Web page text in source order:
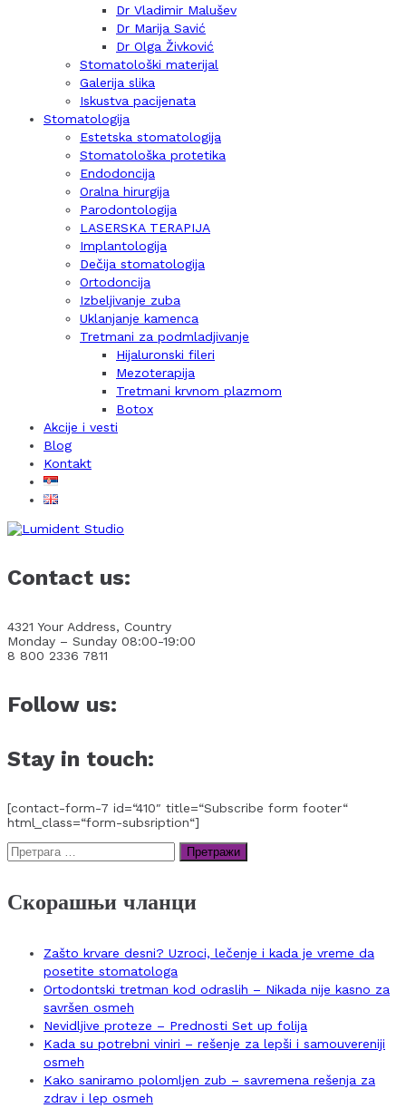
Dr Vladimir Malušev
Dr Marija Savić
Dr Olga Živković
Stomatološki materijal
Galerija slika
Iskustva pacijenata
Stomatologija
Estetska stomatologija
Stomatološka protetika
Endodoncija
Oralna hirurgija
Parodontologija
LASERSKA TERAPIJA
Implantologija
Dečija stomatologija
Ortodoncija
Izbeljivanje zuba
Uklanjanje kamenca
Tretmani za podmladjivanje
Hijaluronski fileri
Mezoterapija
Tretmani krvnom plazmom
Botox
Akcije i vesti
Blog
Kontakt
Contact us:
4321 Your Address, Country
Monday – Sunday 08:00-19:00
8 800 2336 7811
Follow us:
Stay in touch:
[contact-form-7 id=“410″ title=“Subscribe form footer“
html_class=“form-subsription“]
Претрага
за:
Скорашњи чланци
Zašto krvare desni? Uzroci, lečenje i kada je vreme da
posetite stomatologa
Ortodontski tretman kod odraslih – Nikada nije kasno za
savršen osmeh
Nevidljive proteze – Prednosti Set up folija
Kada su potrebni viniri – rešenje za lepši i samouvereniji
osmeh
Kako saniramo polomljen zub – savremena rešenja za
zdrav i lep osmeh